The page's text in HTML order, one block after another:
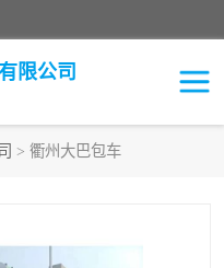
限公司
> 衢州大巴包车